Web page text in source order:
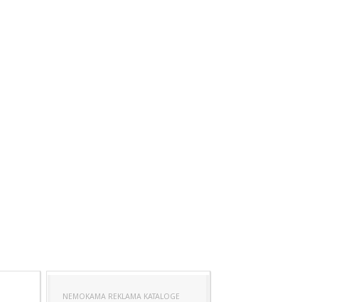
NEMOKAMA REKLAMA KATALOGE